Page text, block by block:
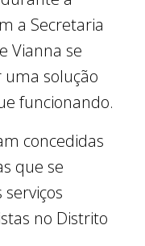
a Secretaria
Vianna se
solução
funcionando.
concedidas
que se
no Distrito